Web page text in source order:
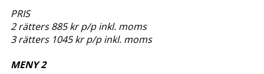
PRIS
2 rätters 885 kr p/p inkl. moms
3 rätters 1045 kr p/p inkl. moms
MENY 2